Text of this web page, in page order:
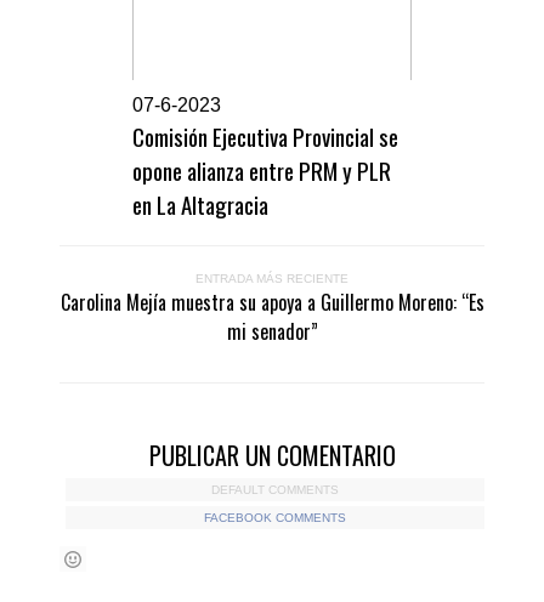
07-6-2023
Comisión Ejecutiva Provincial se
opone alianza entre PRM y PLR
en La Altagracia
ENTRADA MÁS RECIENTE
Carolina Mejía muestra su apoya a Guillermo Moreno: “Es
mi senador”
PUBLICAR UN COMENTARIO
DEFAULT COMMENTS
FACEBOOK COMMENTS